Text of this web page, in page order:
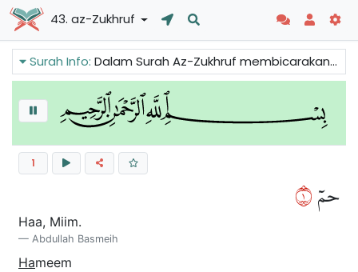
43. az-Zukhruf
Surah Info:Dalam Surah Az-Zukhruf membicarakan tentang wahyu yang diberikan kepada manusia dalam bahasa Arab supaya mereka faham. Wahyu itu adalah rahmat dari Allah. Kita juga boleh membaca tentang tindak balas Firaun terhadap Nabi Musa dan hukuman Allah terhadap Firaun dan kaumnya.
1
حمٓ١
Haa, Miim.
Abdullah Basmeih
Hameem